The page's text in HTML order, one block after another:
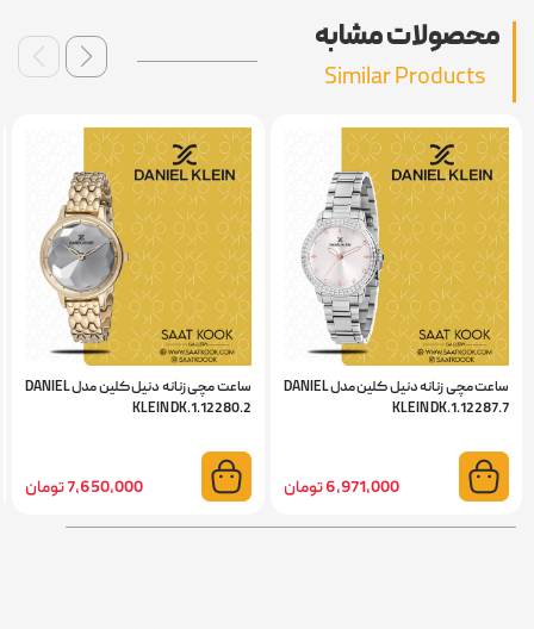
محصولات مشابه
Similar Products
ساعت مچی زنانه دنیل کلین مدل DANIEL
KLEIN DK.1.12287.7
6,971,000 تومان
ساعت مچی زنانه دنیل کلین مدل DANIEL
KLEIN DK.1.12280.2
7,650,000 تومان